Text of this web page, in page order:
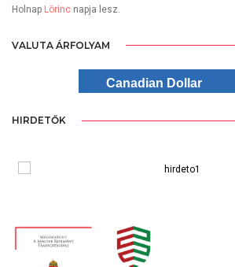
Holnap Lörinc napja lesz.
VALUTA ÁRFOLYAM
Canadian Dollar
HIRDETŐK